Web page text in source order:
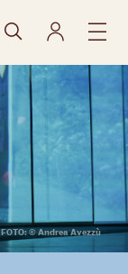
FOTO: © Andrea Avezzù